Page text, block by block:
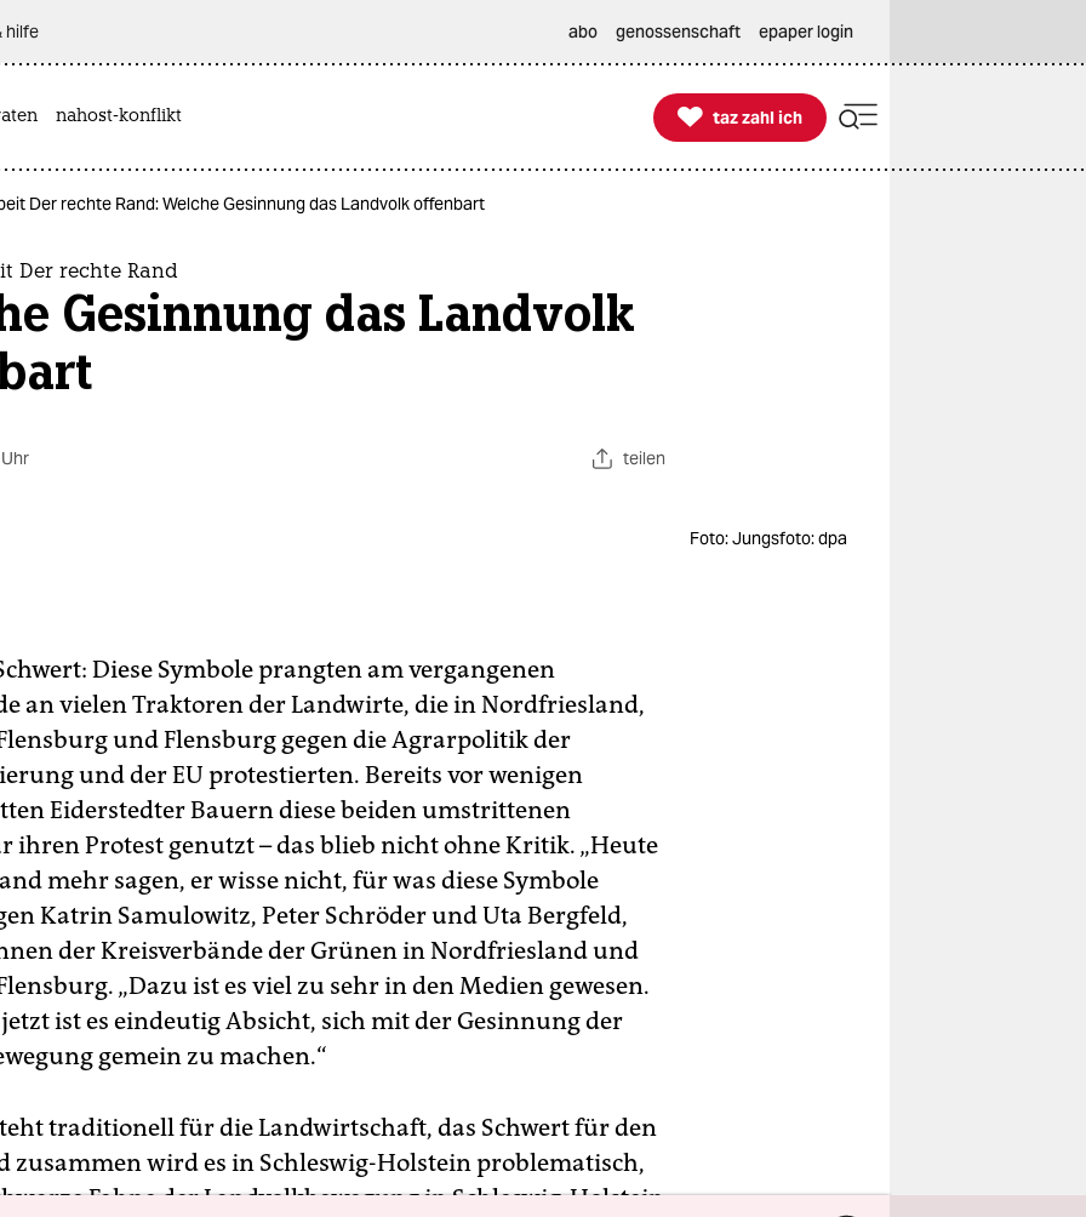
hilfe abo genossenschaft epaper login
nahost-konflikt 
taz zahl ich
taz zahl ich
Der rechte Rand: Welche Gesinnung das Landvolk offenbart
Der rechte Rand
Gesinnung das Landvolk
teilen
Foto: Jungsfoto: dpa
Diese Symbole prangten am vergangenen
an vielen Traktoren der Landwirte, die in Nordfriesland,
und Flensburg gegen die Agrarpolitik der
und der EU protestierten. Bereits vor wenigen
Eiderstedter Bauern diese beiden umstrittenen
ihren Protest genutzt – das blieb nicht ohne Kritik. „Heute
mehr sagen, er wisse nicht, für was diese Symbole
Katrin Samulowitz, Peter Schröder und Uta Bergfeld,
der Kreisverbände der Grünen in Nordfriesland und
„Dazu ist es viel zu sehr in den Medien gewesen.
jetzt ist es eindeutig Absicht, sich mit der Gesinnung der
gemein zu machen.“
traditionell für die Landwirtschaft, das Schwert für den
zusammen wird es in Schleswig-Holstein problematisch,
Fahne der Landvolkbewegung in Schleswig-Holstein